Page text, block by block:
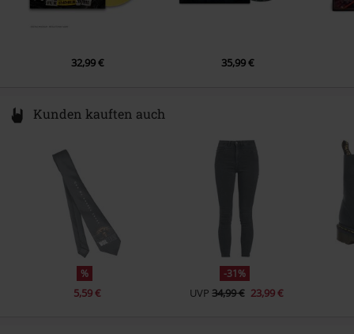
Heimatliebe ist kein Verbrechen
10.
Es brennt in mir
32,99 € 35,99 €
Kunden kauften auch
%
5,59 €
-31%
UVP 34,99 € 23,99 €